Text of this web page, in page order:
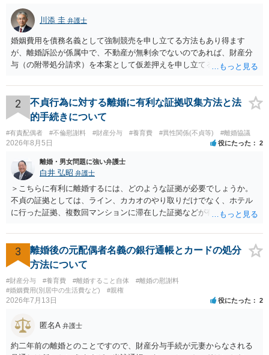
川添 圭 弁護士
婚姻費用を債務名義として強制競売を申し立てる方法もあり得ます
が、離婚訴訟が係属中で、不動産が無剰余でないのであれば、財産分
与（の附帯処分請求）を本案として仮差押えを申し立てる（法的には
えられます。弁護士へ依頼しているのであれば、担当弁護士とよく相
談してください。
2
不貞行為に対する離婚に有利な証拠収集方法と法
的手続きについて
#有責配偶者 #不倫慰謝料 #財産分与 #養育費 #異性関係(不貞等) #離婚協議
2026年8月5日 役にたった 2
離婚・男女問題に強い弁護士
白井 弘昭 弁護士
＞こちらに有利に離婚するには、どのような証拠が必要でしょうか。
不貞の証拠としては、ライン、カカオのやり取りだけでなく、ホテル
に行った証拠、複数回マンションに滞在した証拠などが有効です。 不
婚する、慰謝料をとるなど）ことができると思われます。 ただし、不
貞発覚後、長期間同居を続けると、不貞を許したとの評価につながる
場合がありますので、ご注意ください。 以上、ご参考まで。
3
離婚後の元配偶者名義の銀行通帳とカードの処分
方法について
#財産分与 #養育費 #離婚すること自体
#離婚の慰謝料
#婚姻費用(別居中の生活費など)
#親権
2026年7月13日 役にたった 2
匿名A 弁護士
約二年前の離婚とのことですので、財産分与手続が元妻からなされる